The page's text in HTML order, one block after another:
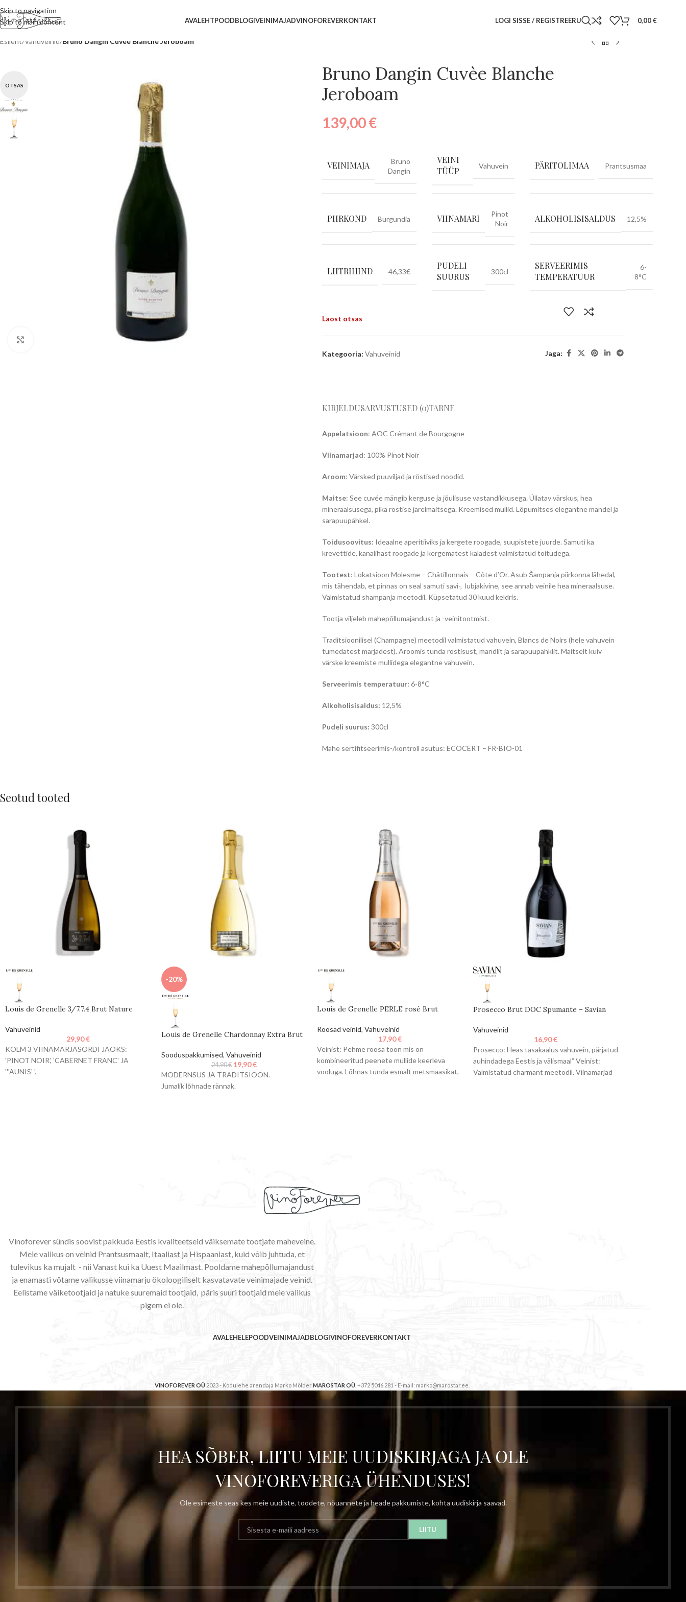
Skip to navigation
Skip to main content
AVALEHTPOODBLOGIVEINIMAJADVINOFOREVERKONTAKT LOGI SISSE / REGISTREERU 0,00€
Esileht/Vahuveinid/Bruno Dangin Cuvèe Blanche Jeroboam
OTSAS
Bruno Dangin Cuvèe Blanche
Jeroboam
139,00€
VEINIMAJA
Bruno
Dangin
VEINI
TÜÜP
Vahuvein PÄRITOLIMAA Prantsusmaa
PIIRKOND Burgundia VIINAMARI
Pinot
Noir
ALKOHOLISISALDUS 12,5%
LIITRIHIND 46,33€
PUDELI
SUURUS
300cl
SERVEERIMIS
TEMPERATUUR
6-
8°C
Laost otsas
Kategooria: Vahuveinid Jaga:
KIRJELDUSARVUSTUSED (0)TARNE
Appelatsioon: AOC Crémant de Bourgogne
Viinamarjad: 100% Pinot Noir
Aroom: Värsked puuviljad ja röstised noodid.
Maitse: See cuvée mängib kerguse ja jõulisuse vastandikkusega. Üllatav värskus, hea
mineraalsusega, pika röstise järelmaitsega. Kreemised mullid. Lõpumitses elegantne mandel ja
sarapuupähkel.
Toidusoovitus: Ideaalne aperitiiviks ja kergete roogade, suupistete juurde. Samuti ka
krevettide, kanalihast roogade ja kergematest kaladest valmistatud toitudega.
Tootest: Lokatsioon Molesme – Châtillonnais – Côte d’Or. Asub Šampanja piirkonna lähedal,
mis tähendab, et pinnas on seal samuti savi-, lubjakivine, see annab veinile hea mineraalsuse.
Valmistatud shampanja meetodil. Küpsetatud 30 kuud keldris.
Tootja viljeleb mahepõllumajandust ja -veinitootmist.
Traditsioonilisel (Champagne) meetodil valmistatud vahuvein, Blancs de Noirs (hele vahuvein
tumedatest marjadest). Aroomis tunda röstisust, mandlit ja sarapuupähklit. Maitselt kuiv
värske kreemiste mullidega elegantne vahuvein.
Serveerimis temperatuur: 6-8°C
Alkoholisisaldus: 12,5%
Pudeli suurus: 300cl
Mahe sertifitseerimis-/kontroll asutus: ECOCERT – FR-BIO-01
Seotud tooted
Louis de Grenelle 3/7.7.4 Brut Nature
Vahuveinid
29,90€
KOLM 3 VIINAMARJASORDI JAOKS:
'PINOT NOIR', 'CABERNET FRANC' JA
'''AUNIS' '.
-20%
Louis de Grenelle Chardonnay Extra Brut
Sooduspakkumised, Vahuveinid
24,90€ 19,90€
MODERNSUS JA TRADITSIOON.
Jumalik lõhnade rännak.
Louis de Grenelle PERLE rosè Brut
Roosad veinid, Vahuveinid
17,90€
Veinist: Pehme roosa toon mis on
kombineeritud peenete mullide keerleva
vooluga. Lõhnas tunda esmalt metsmaasikat,
Prosecco Brut DOC Spumante – Savian
Vahuveinid
16,90€
Prosecco: Heas tasakaalus vahuvein, pärjatud
auhindadega Eestis ja välismaal” Veinist:
Valmistatud charmant meetodil. Viinamarjad
Vinoforever sündis soovist pakkuda Eestis kvaliteetseid väiksemate tootjate maheveine.
Meie valikus on veinid Prantsusmaalt, Itaaliast ja Hispaaniast, kuid võib juhtuda, et
tulevikus ka mujalt - nii Vanast kui ka Uuest Maailmast. Pooldame mahepõllumajandust
ja enamasti võtame valikusse viinamarju ökoloogiliselt kasvatavate veinimajade veinid.
Eelistame väiketootjaid ja natuke suuremaid tootjaid, päris suuri tootjaid meie valikus
pigem ei ole.
AVALEHELEPOODVEINIMAJADBLOGIVINOFOREVERKONTAKT
VINOFOREVER OÜ 2023 - Kodulehe arendaja Marko MölderMAROSTAR OÜ. +372 5046 281 - E-mail: marko@marostar.ee.
HEA SÕBER, LIITU MEIE UUDISKIRJAGA JA OLE
VINOFOREVERIGA ÜHENDUSES!
Ole esimeste seas kes meie uudiste, toodete, nõuannete ja heade pakkumiste, kohta uudiskirja saavad.